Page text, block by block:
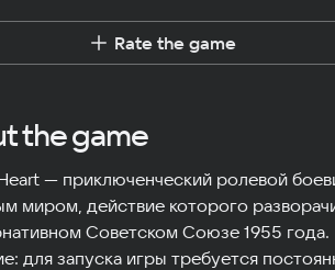
Rate the game
the game
— приключенческий ролевой
миром, действие которого
Советском Союзе 1955 года.
для запуска игры требуется